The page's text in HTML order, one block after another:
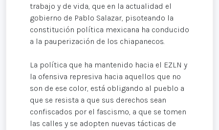
trabajo y de vida, que en la actualidad el
gobierno de Pablo Salazar, pisoteando la
constitución política mexicana ha conducido
a la pauperización de los chiapanecos.
La política que ha mantenido hacia el EZLN y
la ofensiva represiva hacia aquellos que no
son de ese color, está obligando al pueblo a
que se resista a que sus derechos sean
confiscados por el fascismo, a que se tomen
las calles y se adopten nuevas tácticas de